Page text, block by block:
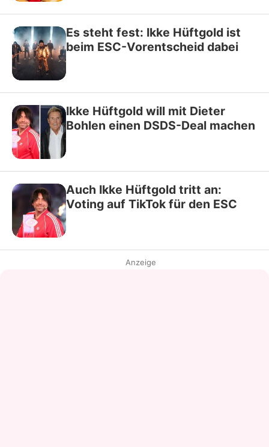
Es steht fest: Ikke Hüftgold ist
beim ESC-Vorentscheid dabei
Ikke Hüftgold will mit Dieter
Bohlen einen DSDS-Deal machen
Auch Ikke Hüftgold tritt an:
Voting auf TikTok für den ESC
Anzeige